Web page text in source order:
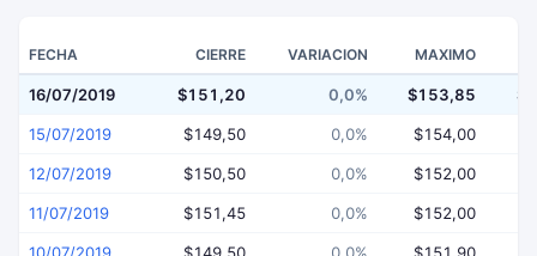
FECHA CIERRE VARIACION MAXIMO
16/07/2019 $151,20 0,0% $153,85
15/07/2019 $149,50 0,0% $154,00
12/07/2019 $150,50 0,0% $152,00
11/07/2019 $151,45 0,0% $152,00